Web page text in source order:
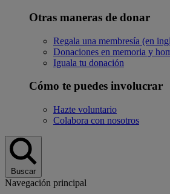
Otras maneras de donar
Regala una membresía (en
Donaciones en memoria y
Iguala tu donación
Cómo te puedes involucrar
Hazte voluntario
Colabora con nosotros
Buscar
Navegación principal